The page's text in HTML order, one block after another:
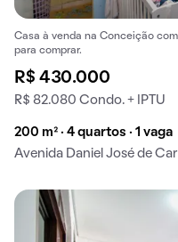
Casa à venda na Conceição
para comprar.
R$ 430.000
R$ 82.080 Condo. + IPTU
200 m² · 4 quartos · 1 vaga
Avenida Daniel José de